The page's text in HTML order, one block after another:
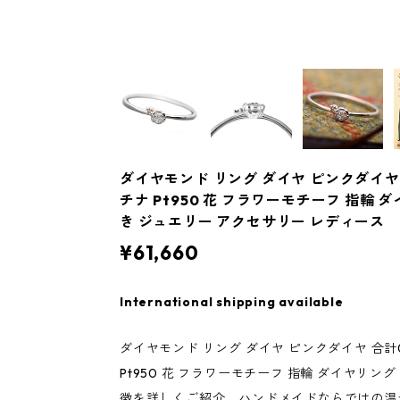
ダイヤモンド リング ダイヤ ピンクダイ
チナ Pt950 花 フラワーモチーフ 指輪 ダ
き ジュエリー アクセサリー レディース
¥61,660
International shipping available
ダイヤモンド リング ダイヤ ピンクダイヤ 合
Pt950 花 フラワーモチーフ 指輪 ダイヤリン